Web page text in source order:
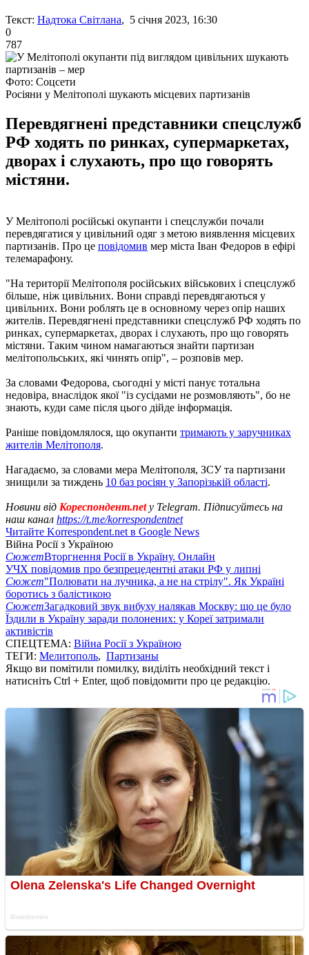
Текст: Надтока Світлана, 5 січня 2023, 16:30
0
787
Фото: Соцсети
Росіяни у Мелітополі шукають місцевих партизанів
Перевдягнені представники спецслужб
РФ ходять по ринках, супермаркетах,
дворах і слухають, про що говорять
містяни.
У Мелітополі російські окупанти і спецслужби почали
перевдягатися у цивільний одяг з метою виявлення місцевих
партизанів. Про це повідомив мер міста Іван Федоров в ефірі
телемарафону.
"На території Мелітополя російських військових і спецслужб
більше, ніж цивільних. Вони справді перевдягаються у
цивільних. Вони роблять це в основному через опір наших
жителів. Перевдягнені представники спецслужб РФ ходять по
ринках, супермаркетах, дворах і слухають, про що говорять
містяни. Таким чином намагаються знайти партизан
мелітопольських, які чинять опір", – розповів мер.
За словами Федорова, сьогодні у місті панує тотальна
недовіра, внаслідок якої "із сусідами не розмовляють", бо не
знають, куди саме після цього дійде інформація.
Раніше повідомлялося, що окупанти тримають у заручниках
жителів Мелітополя.
Нагадаємо, за словами мера Мелітополя, ЗСУ та партизани
знищили за тиждень 10 баз росіян у Запорізькій області.
Новини від Кореспондент.netу Telegram. Підписуйтесь на
наш канал https://t.me/korrespondentnet
Читайте Korrespondent.net в Google News
Війна Росії з Україною
СюжетВторгнення Росії в Україну. Онлайн
УЧХ повідомив про безпрецедентні атаки РФ у липні
Сюжет"Полювати на лучника, а не на стрілу". Як Україні
боротись з балістикою
СюжетЗагадковий звук вибуху налякав Москву: що це було
Їздили в Україну заради полонених: у Кореї затримали
активістів
СПЕЦТЕМА: Війна Росії з Україною
ТЕГИ: Мелитополь, Партизаны
Якщо ви помітили помилку, виділіть необхідний текст і
натисніть Ctrl + Enter, щоб повідомити про це редакцію.